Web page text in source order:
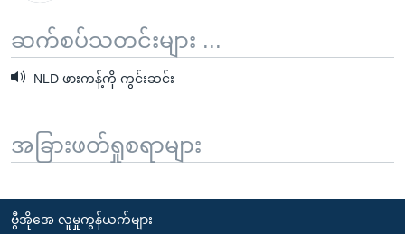
ဆက်စပ်သတင်းများ ...
NLD ဖားကန့်ကို ကွင်းဆင်း
အခြားဖတ်ရှုစရာများ
ဗွီအိုအေ လူမှုကွန်ယက်များ